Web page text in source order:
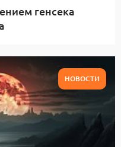
генсека
НОВОСТИ